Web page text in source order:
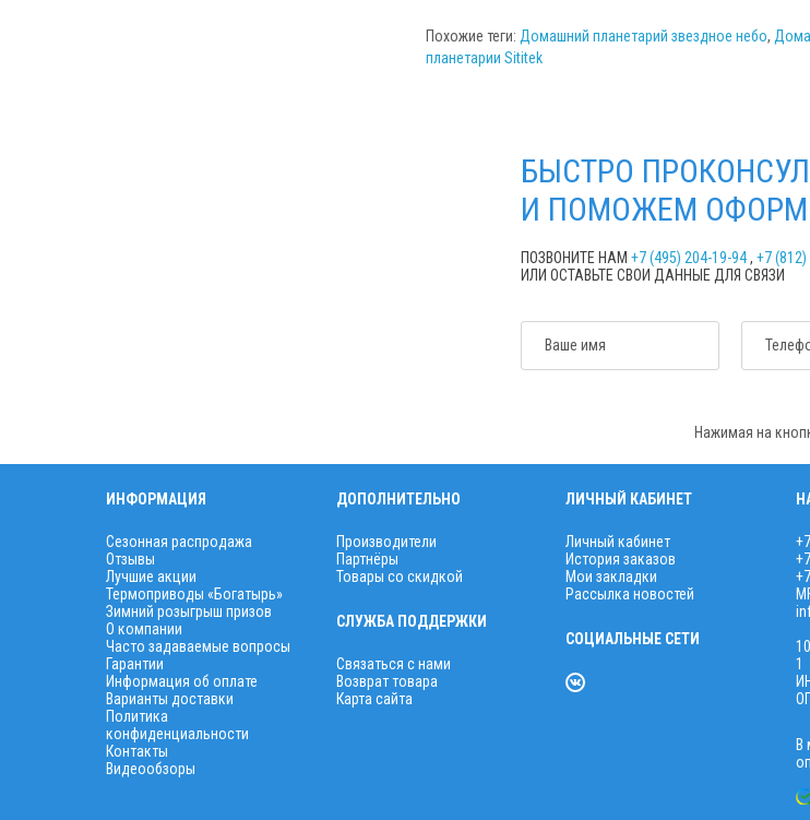
Похожие теги: Домашний планетарий звездное небо,
планетарии Sititek
БЫСТРО
И ПОМОЖЕМ
ПОЗВОНИТЕ НАМ +7 (495) 204-19-94, +7
ИЛИ ОСТАВЬТЕ СВОИ ДАННЫЕ ДЛЯ СВЯЗИ
Ваше имя
Нажимая на
ИНФОРМАЦИЯ
Сезонная распродажа
Отзывы
Лучшие акции
Термоприводы «Богатырь»
Зимний розыгрыш призов
О компании
Часто задаваемые вопросы
Гарантии
Информация об оплате
Варианты доставки
Политика
конфиденциальности
Контакты
Видеообзоры
ДОПОЛНИТЕЛЬНО
Производители
Партнёры
Товары со скидкой
СЛУЖБА ПОДДЕРЖКИ
Связаться с нами
Возврат товара
Карта сайта
ЛИЧНЫЙ КАБИНЕТ
Личный кабинет
История заказов
Мои закладки
Рассылка новостей
СОЦИАЛЬНЫЕ СЕТИ
1
В